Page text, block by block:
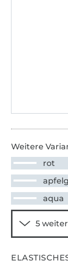
Weitere
rot
aqua